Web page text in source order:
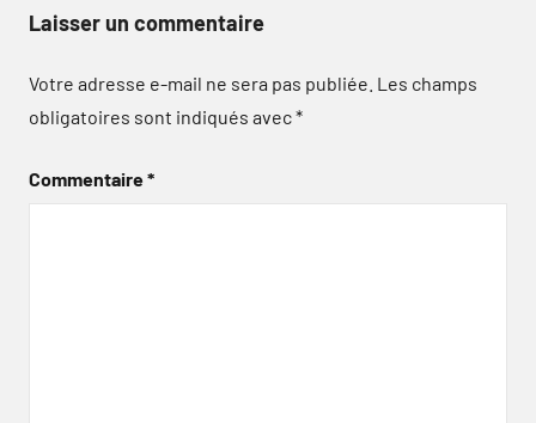
Laisser un commentaire
Votre adresse e-mail ne sera pas publiée. Les champs
obligatoires sont indiqués avec*
Commentaire*